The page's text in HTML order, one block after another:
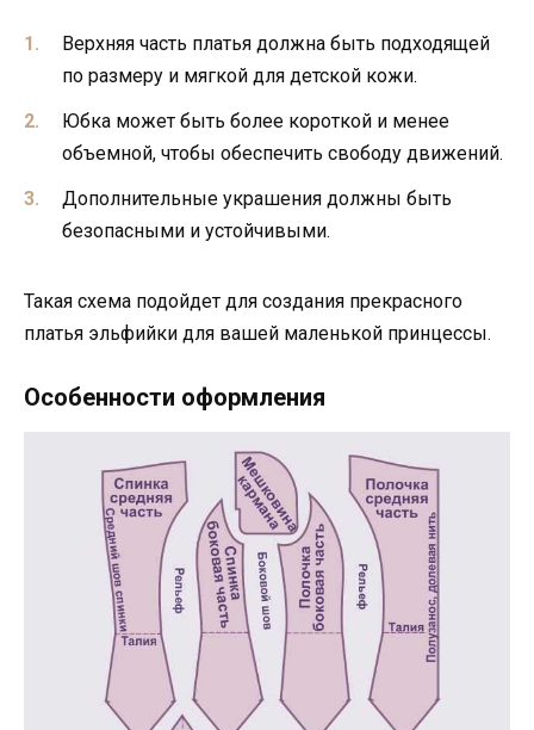
Верхняя часть платья должна быть подходящей
по размеру и мягкой для детской кожи.
Юбка может быть более короткой и менее
объемной, чтобы обеспечить свободу движений.
Дополнительные украшения должны быть
безопасными и устойчивыми.
Такая схема подойдет для создания прекрасного
платья эльфийки для вашей маленькой принцессы.
Особенности оформления